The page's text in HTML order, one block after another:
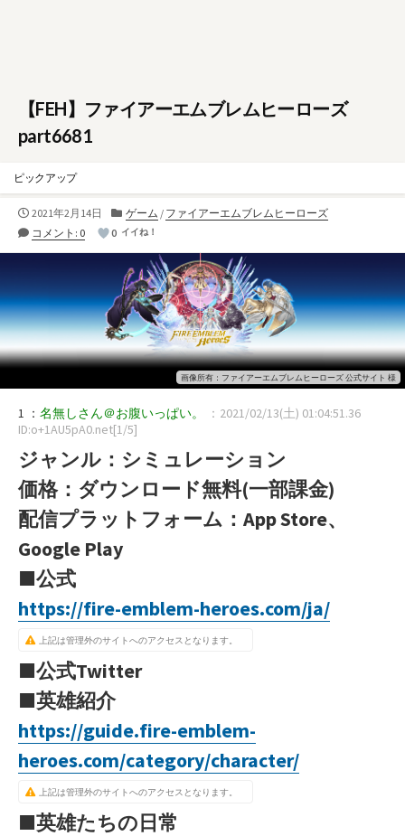
【FEH】ファイアーエムブレムヒーローズ
part6681
ピックアップ
公
開
2021年2月14日
カ
テ
ー
ゲーム / ファイアーエムブレムヒーローズ
コメント: 0
0 イイね！
画像所有：ファイアーエムブレムヒーローズ 公式サイト 様
1 ： 名無しさん＠お腹いっぱい。
：2021/02/13(土) 01:04:51.36
ID:o+1AU5pA0.net[1/5]
ジャンル：シミュレーション
価格：ダウンロード無料(一部課金)
配信プラットフォーム：App Store、
Google Play
■公式
https://fire-emblem-heroes.com/ja/
上記は管理外のサイトへのアクセスとなります。
■公式Twitter
■英雄紹介
https://guide.fire-emblem-
heroes.com/category/character/
上記は管理外のサイトへのアクセスとなります。
■英雄たちの日常